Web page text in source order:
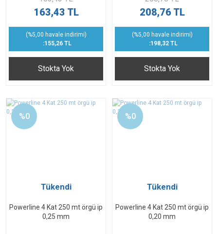
163,43 TL
(%5,00 havale indirimi)
:155,26 TL
Stokta Yok
208,76 TL
(%5,00 havale indirimi)
:198,32 TL
Stokta Yok
%0
Tükendi
Powerline 4 Kat 250 mt örgü ip
0,25 mm
%0
Tükendi
Powerline 4 Kat 250 mt örgü ip
0,20 mm